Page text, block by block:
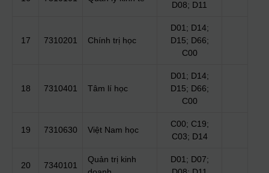
D08; D11
17 7310201 Chính trị học
D01; D14;
D15; D66;
C00
18 7310401 Tâm lí học
D01; D14;
D15; D66;
C00
19 7310630 Việt Nam học
C00; C19;
C03; D14
20 7340101
Quản trị kinh
D01; D07;